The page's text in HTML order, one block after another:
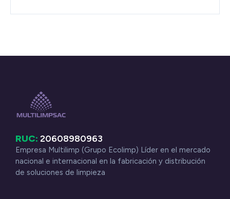
RUC: 20608980963
Empresa Multilimp (Grupo Ecolimp) Líder en el mercado
nacional e internacional en la fabricación y distribución
de soluciones de limpieza